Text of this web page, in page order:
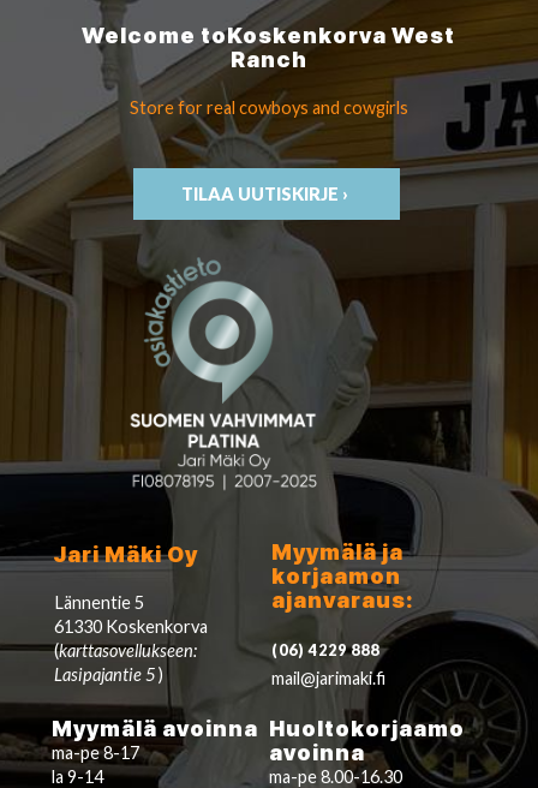
Welcome toKoskenkorvaWest
Ranch
Store for real cowboys and cowgirls
TILAA UUTISKIRJE ›
Jari Mäki Oy
Lännentie 5
61330 Koskenkorva
(karttasovellukseen:
Lasipajantie 5)
Myymälä ja
korjaamon
ajanvaraus:
(06) 4229 888
mail@jarimaki.fi
Myymälä avoinna
ma-pe 8-17
la 9-14
Huoltokorjaamo
avoinna
ma-pe 8.00-16.30